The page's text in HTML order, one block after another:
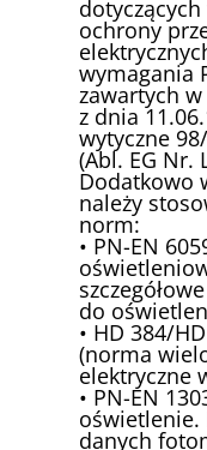
ochrony
wymagania
zawartych
z dnia
wytyczne
(Abl. EG Nr.
Dodatkowo
należy
norm:
• PN-EN
do
• HD 384/
(norma
elektryczne
• PN-EN
oświetlenie.
danych